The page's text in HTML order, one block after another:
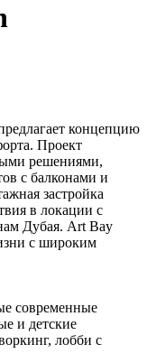
концепцию
Проект
решениями,
с балконами и
застройка
в локации с
Дубая. Art Bay
с широким
современные
и детские
лобби с